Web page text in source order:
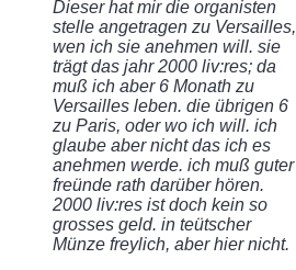
Dieser hat mir die organisten
stelle angetragen zu Versailles,
wen ich sie anehmen will. sie
trägt das jahr 2000 liv:res; da
muß ich aber 6 Monath zu
Versailles leben. die übrigen 6
zu Paris, oder wo ich will. ich
glaube aber nicht das ich es
anehmen werde. ich muß guter
freünde rath darüber hören.
2000 liv:res ist doch kein so
grosses geld. in teütscher
Münze freylich, aber hier nicht.